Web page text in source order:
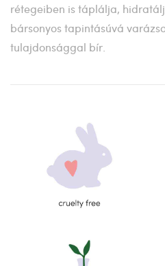
rétegeiben is táplálja,
bársonyos tapintásúvá
tulajdonsággal bír.